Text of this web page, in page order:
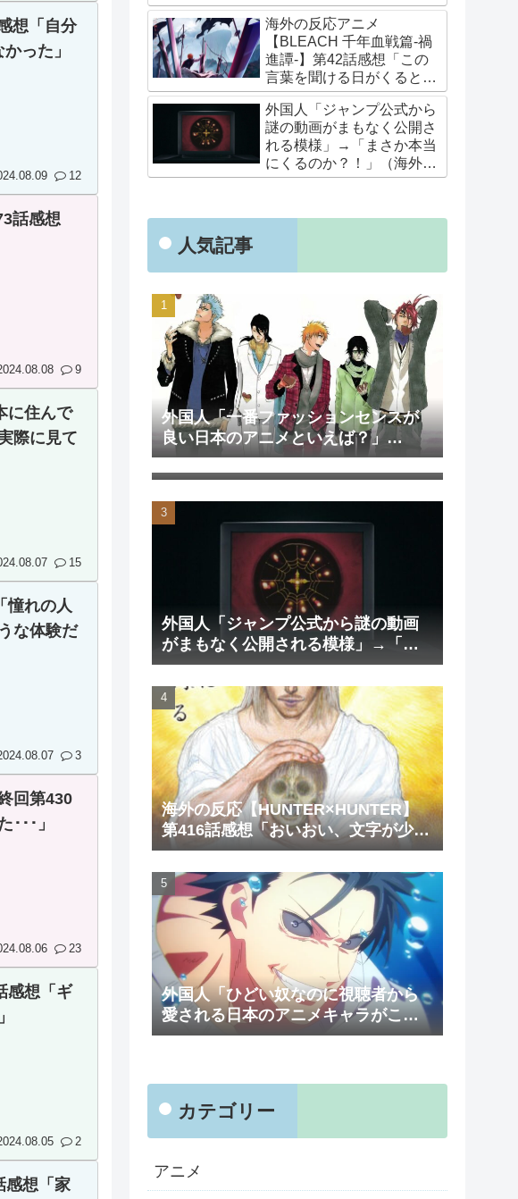
想「自分
った」
12
話感想
9
に住んで
際に見て
15
憧れの人
な体験だ
3
回第430
･･」
23
感想「ギ
2
感想「家
るぞ！！」
海外の反応アニメ
【BLEACH 千年血戦篇-禍
進譚-】第42話感想「この
言葉を聞ける日がくると
は･･･夢みたいだ」
外国人「ジャンプ公式から
謎の動画がまもなく公開さ
れる模様」→「まさか本当
にくるのか？！」（海外の
反応）
人気記事
外国人「一番ファッションセンスが
良い日本のアニメといえば？」
→「一択でしょ」（海外の反応）
外国人「日本のアニメを見て初めて
泣いた作品は？」→「2000年代の3大
泣けるアニメ」（海外の反応）
外国人「ジャンプ公式から謎の動画
がまもなく公開される模様」→「ま
さか本当にくるのか？！」（海外の
反応）
海外の反応【HUNTER×HUNTER】
第416話感想「おいおい、文字が少な
くてスッキリ読めるぞ！！」
外国人「ひどい奴なのに視聴者から
愛される日本のアニメキャラがこち
ら」（海外の反応）
カテゴリー
アニメ